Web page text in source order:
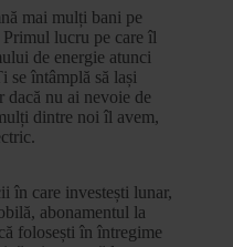
mai mulți bani pe
lucru pe care îl
de energie atunci
se întâmplă să lași
dacă nu ai nevoie de
dintre noi îl avem,
în care investești lunar,
abonamentul la
folosești în întregime